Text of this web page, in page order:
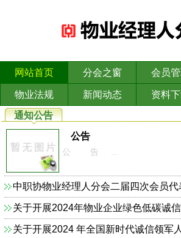
网站首页 分会之窗 会员
物业法规 新闻动态 资料
通知公告
公告
公 告 ...
关于开展2024年物业企业绿色低碳诚
关于开展2024 年全国新时代诚信领军